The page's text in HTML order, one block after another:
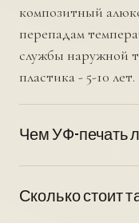
композитный
перепадам
службы наружной
пластика - 5-10 лет.
Чем УФ-печать
плёнки-
не царапается, не
Сколько стоит